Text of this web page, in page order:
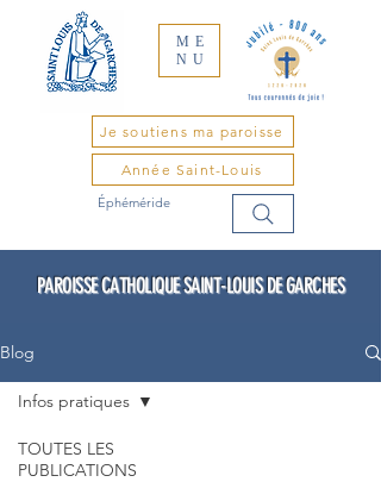
ME
NU
Je soutiens ma paroisse
Année Saint-Louis
Éphéméride
PAROISSE CATHOLIQUE SAINT-LOUIS DE GARCHES
Blog
TOUTES LES
PUBLICATIONS
Infos pratiques